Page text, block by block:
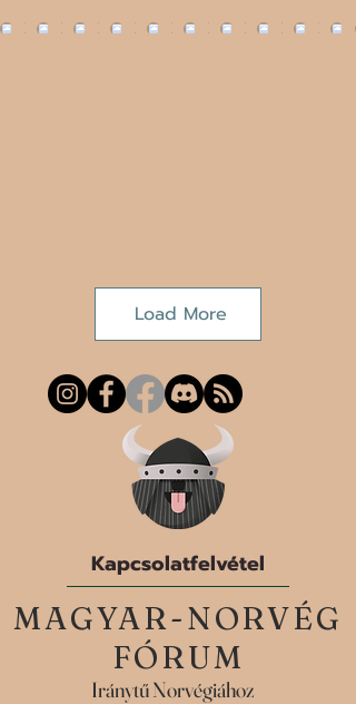
MAGYAR-NORVÉG
FÓRUM
Iránytű Norvégiához
Kapcsolatfelvétel
Load More